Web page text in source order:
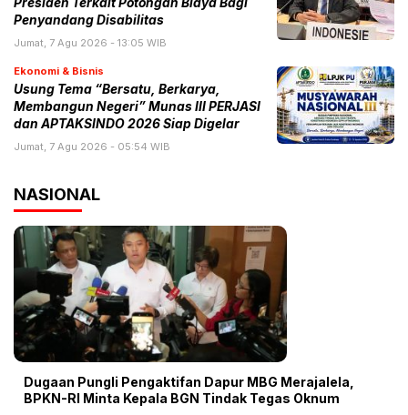
Presiden Terkait Potongan Biaya Bagi
Penyandang Disabilitas
Jumat, 7 Agu 2026 - 13:05 WIB
Ekonomi & Bisnis
Usung Tema “Bersatu, Berkarya,
Membangun Negeri” Munas III PERJASI
dan APTAKSINDO 2026 Siap Digelar
Jumat, 7 Agu 2026 - 05:54 WIB
NASIONAL
Dugaan Pungli Pengaktifan Dapur MBG Merajalela,
BPKN-RI Minta Kepala BGN Tindak Tegas Oknum